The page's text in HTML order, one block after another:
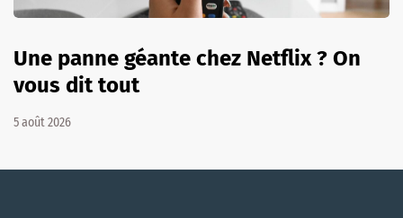
Une panne géante chez Netflix ? On
vous dit tout
5 août 2026